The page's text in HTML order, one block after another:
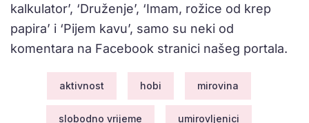
kalkulator’, ‘Druženje’, ‘Imam, rožice od krep
papira’ i ‘Pijem kavu’, samo su neki od
komentara na Facebook stranici našeg portala.
aktivnost hobi mirovina
slobodno vrijeme umirovljenici